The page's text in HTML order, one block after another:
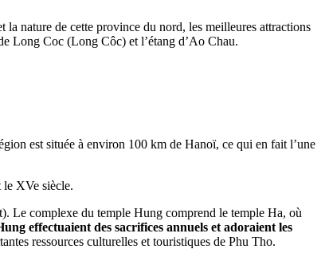
la nature de cette province du nord, les meilleures attractions
Long Coc (Long Côc) et l’étang d’Ao Chau.
est située à environ 100 km de Hanoï, ce qui en fait l’une
le XVe siècle.
Le complexe du temple Hung comprend le temple Ha, où
effectuaient des sacrifices annuels et adoraient les
ressources culturelles et touristiques de Phu Tho.